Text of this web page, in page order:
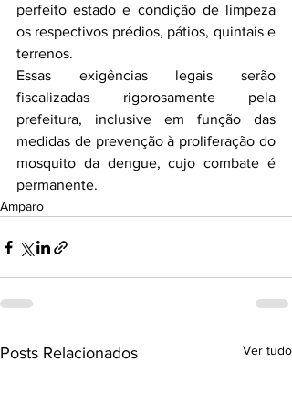
perfeito estado e condição de limpeza
os respectivos prédios, pátios, quintais e
terrenos.
Essas exigências legais serão
fiscalizadas rigorosamente pela
prefeitura, inclusive em função das
medidas de prevenção à proliferação do
mosquito da dengue, cujo combate é
permanente.
Amparo
Posts Relacionados Ver tudo